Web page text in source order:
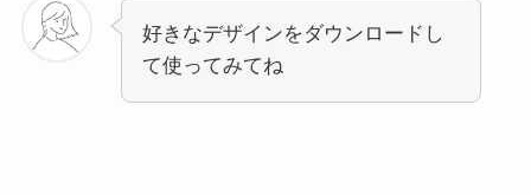
好きなデザインをダウンロードし
て使ってみてね